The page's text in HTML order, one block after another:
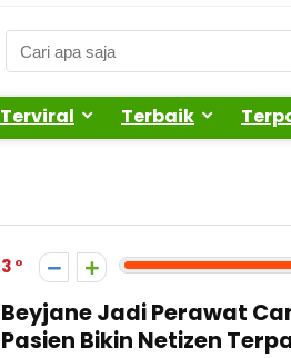
Terviral Terbaik
3
Beyjane Jadi Perawat
Pasien Bikin Netizen